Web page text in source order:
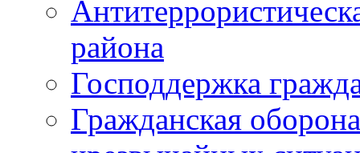
района
Господдержка
Гражданская